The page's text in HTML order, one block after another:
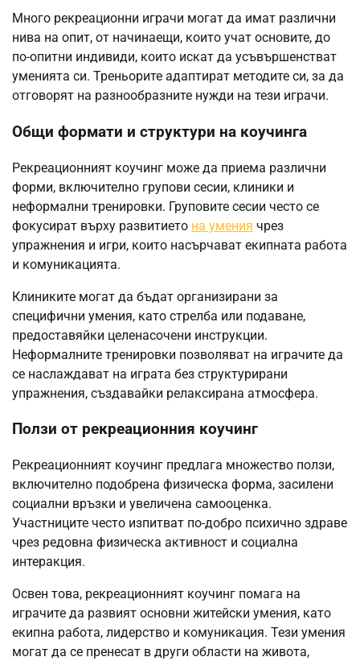
Много рекреационни играчи могат да имат различни
нива на опит, от начинаещи, които учат основите, до
по-опитни индивиди, които искат да усъвършенстват
уменията си. Треньорите адаптират методите си, за да
отговорят на разнообразните нужди на тези играчи.
Общи формати и структури на коучинга
Рекреационният коучинг може да приема различни
форми, включително групови сесии, клиники и
неформални тренировки. Груповите сесии често се
фокусират върху развитието на умения чрез
упражнения и игри, които насърчават екипната работа
и комуникацията.
Клиниките могат да бъдат организирани за
специфични умения, като стрелба или подаване,
предоставяйки целенасочени инструкции.
Неформалните тренировки позволяват на играчите да
се наслаждават на играта без структурирани
упражнения, създавайки релаксирана атмосфера.
Ползи от рекреационния коучинг
Рекреационният коучинг предлага множество ползи,
включително подобрена физическа форма, засилени
социални връзки и увеличена самооценка.
Участниците често изпитват по-добро психично здраве
чрез редовна физическа активност и социална
интеракция.
Освен това, рекреационният коучинг помага на
играчите да развият основни житейски умения, като
екипна работа, лидерство и комуникация. Тези умения
могат да се пренесат в други области на живота,